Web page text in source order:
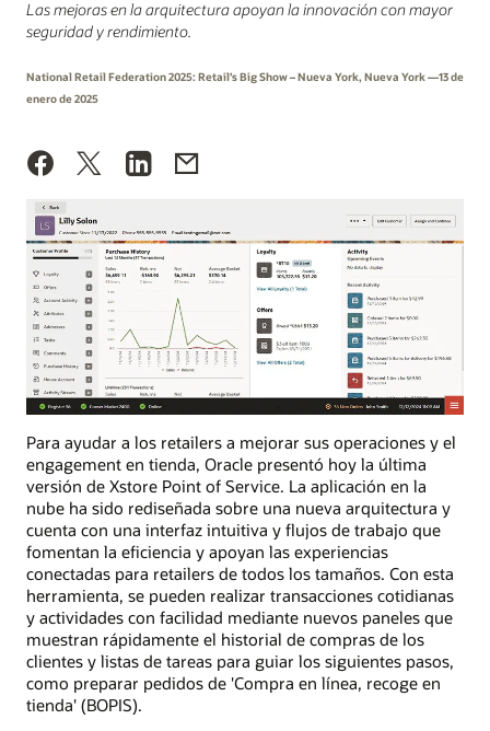
Las mejoras en la arquitectura apoyan la innovación con mayor
seguridad y rendimiento.
National Retail Federation 2025: Retail’s Big Show – Nueva York, Nueva York —13 de
enero de 2025
Para ayudar a los retailers a mejorar sus operaciones y el
engagement en tienda, Oracle presentó hoy la última
versión de Xstore Point of Service. La aplicación en la
nube ha sido rediseñada sobre una nueva arquitectura y
cuenta con una interfaz intuitiva y flujos de trabajo que
fomentan la eficiencia y apoyan las experiencias
conectadas para retailers de todos los tamaños. Con esta
herramienta, se pueden realizar transacciones cotidianas
y actividades con facilidad mediante nuevos paneles que
muestran rápidamente el historial de compras de los
clientes y listas de tareas para guiar los siguientes pasos,
como preparar pedidos de 'Compra en línea, recoge en
tienda' (BOPIS).